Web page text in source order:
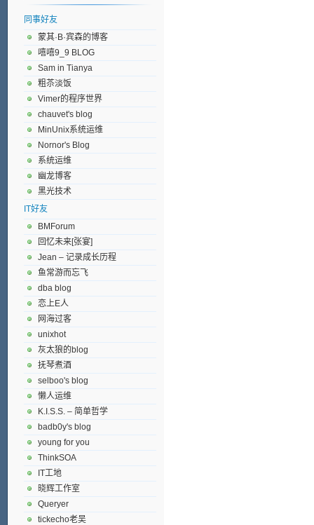
同事好友
蒙其·B·宾森的博客
嘻嘻9_9 BLOG
Sam in Tianya
粗苶淡饭
Vimer的程序世界
chauvet's blog
MinUnix系统运维
Nornor's Blog
系统运维
幽龙博客
黑光技术
IT好友
BMForum
回忆未来[张宴]
Jean – 记录成长历程
鱼常游而忘飞
dba blog
恋上E人
网海过客
unixhot
灰太狼的blog
抚琴煮酒
selboo's blog
懒人运维
K.I.S.S. – 简单哲学
badb0y's blog
young for you
ThinkSOA
IT工地
晓辉工作室
Queryer
tickecho老吴